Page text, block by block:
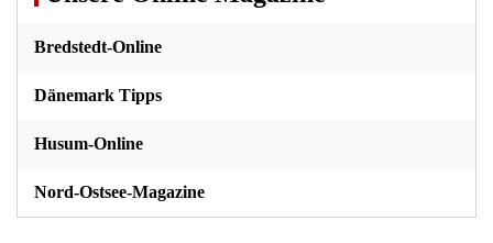
Bredstedt-Online
Dänemark Tipps
Husum-Online
Nord-Ostsee-Magazine